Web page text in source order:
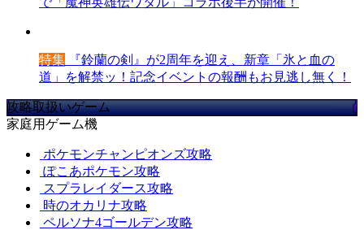
特集 『鈴蘭の剣』が2周年を迎え、新章「氷と血の
道」を解禁ッ！記念イベントの報酬もお見逃し無く！
攻略取扱いゲーム
家庭用ゲーム機
ポケモンチャンピオンズ攻略
ぽこあポケモン攻略
スプラレイダース攻略
時のオカリナ攻略
ペルソナ4ゴールデン攻略